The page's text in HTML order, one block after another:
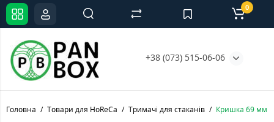
+38 (073) 515-06-06
0
Головна Товари для HoReCa Тримачі для стаканів Кришка 69 мм